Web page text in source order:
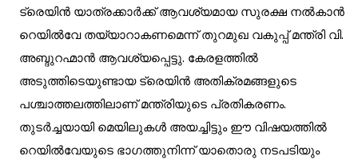
ട്രെയിൻ യാത്രക്കാർക്ക് ആവശ്യമായ സുരക്ഷ നൽകാൻ
റെയിൽവേ തയ്യാറാകണമെന്ന് തുറമുഖ വകുപ്പ് മന്ത്രി വി.
അബ്ദുറഹ്മാൻ ആവശ്യപ്പെട്ടു. കേരളത്തിൽ
അടുത്തിടെയുണ്ടായ ട്രെയിൻ അതിക്രമങ്ങളുടെ
പശ്ചാത്തലത്തിലാണ് മന്ത്രിയുടെ പ്രതികരണം.
തുടർച്ചയായി മെയിലുകൾ അയച്ചിട്ടും ഈ വിഷയത്തിൽ
റെയിൽവേയുടെ ഭാഗത്തുനിന്ന് യാതൊരു നടപടിയും